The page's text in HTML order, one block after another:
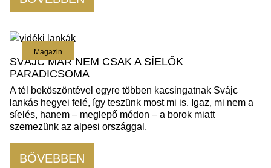
Magazin
SVÁJC MÁR NEM CSAK A SÍELŐK
PARADICSOMA
A tél beköszöntével egyre többen kacsingatnak Svájc
lankás hegyei felé, így teszünk most mi is. Igaz, mi nem a
síelés, hanem – meglepő módon – a borok miatt
szemezünk az alpesi országgal.
BŐVEBBEN